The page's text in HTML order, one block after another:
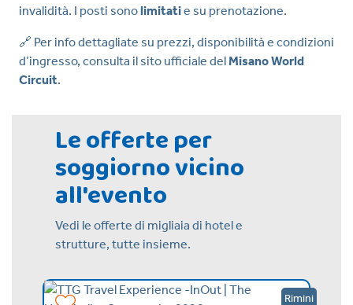
invalidità. I posti sonolimitatie su prenotazione.
🔗 Per info dettagliate su prezzi, disponibilità e condizioni
d’ingresso, consulta il sito ufficiale del Misano World
Circuit.
Le offerte per
soggiorno vicino
all'evento
Vedi le offerte di migliaia di hotel e
strutture, tutte insieme.
Rimini